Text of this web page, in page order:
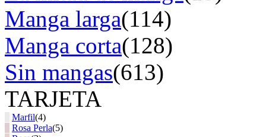
Manga larga(114)
Manga corta(128)
Sin mangas(613)
TARJETA
Marfil(4)
Rosa Perla(5)